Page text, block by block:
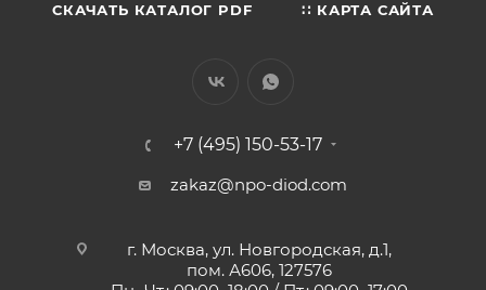
СКАЧАТЬ КАТАЛОГ PDF ∷ КАРТА САЙТА
+7 (495) 150-53-17
zakaz@npo-diod.com
г. Москва, ул. Новгородская, д.1,
пом. А606, 127576